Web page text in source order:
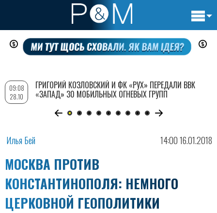
Перейти
содержанию
Илья Бей 14:00 16.01.2018
МОСКВА ПРОТИВ
КОНСТАНТИНОПОЛЯ: НЕМНОГО
ЦЕРКОВНОЙ ГЕОПОЛИТИКИ
09:08
28.10
ГРИГОРИЙ КОЗЛОВСКИЙ И ФК «РУХ» ПЕРЕДАЛИ ВВК
«ЗАПАД» 30 МОБИЛЬНЫХ ОГНЕВЫХ ГРУПП